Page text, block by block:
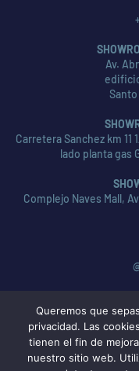
Av.
Carretera Sanchez km
lado planta gas
Complejo Naves Mall,
Queremos que
privacidad. Las
tienen el fin de
nuestro sitio web.